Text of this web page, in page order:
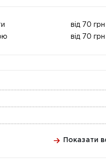
від 70
від 70
Показати